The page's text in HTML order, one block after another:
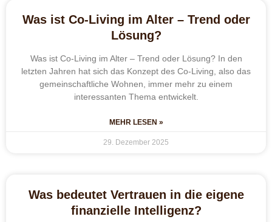
Was ist Co-Living im Alter – Trend oder
Lösung?
Was ist Co-Living im Alter – Trend oder Lösung? In den
letzten Jahren hat sich das Konzept des Co-Living, also das
gemeinschaftliche Wohnen, immer mehr zu einem
interessanten Thema entwickelt.
MEHR LESEN »
29. Dezember 2025
Was bedeutet Vertrauen in die eigene
finanzielle Intelligenz?